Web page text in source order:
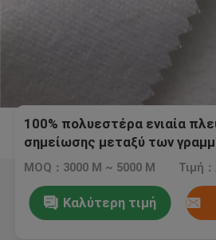
100% πολυεστέρα ενιαία
σημείωσης μεταξύ των
δεσμών σαφούς ύφανσης
MOQ：3000 Μ ~ 5000 Μ
Καλύτερη τιμή